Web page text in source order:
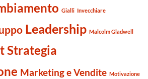
Gialli Invecchiare
Leadership Malcolm Gladwell
Strategia
Marketing e Vendite Motivazione